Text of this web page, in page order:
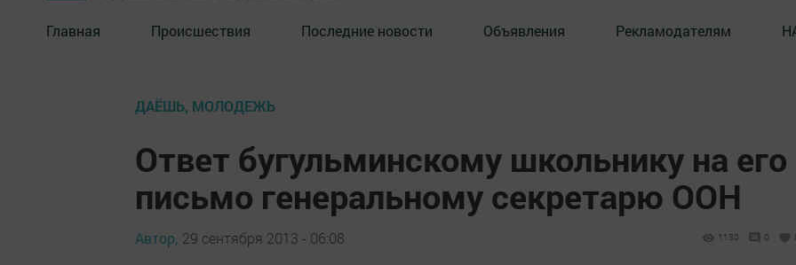
Главная Происшествия Последние новости Объявления Рекламодателям
ДАЁШЬ, МОЛОДЕЖЬ
Ответ бугульминскому школьнику на его
письмо генеральному секретарю ООН
Автор, 29 сентября 2013 - 06:08 1130 0